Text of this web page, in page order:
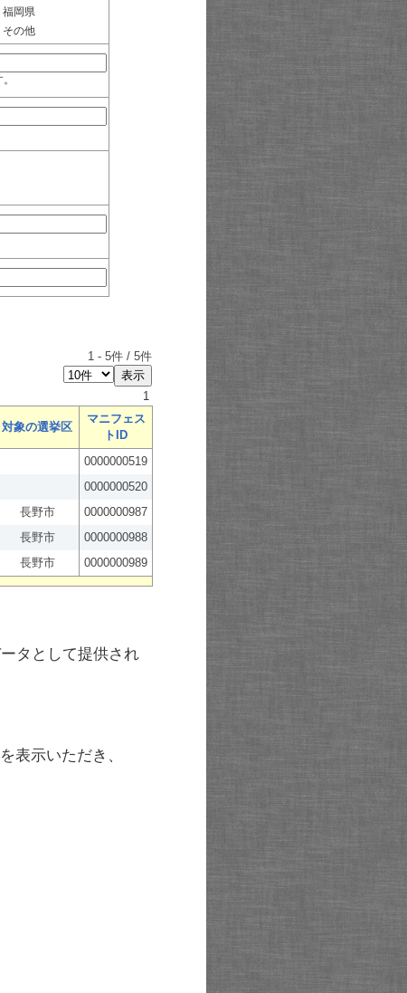
福岡県
その他
1 - 5件 / 5件
1
対象の選挙区
マニフェス
トID
0000000519
0000000520
長野市
0000000987
長野市
0000000988
長野市 0000000989
タとして提供され
表示いただき、